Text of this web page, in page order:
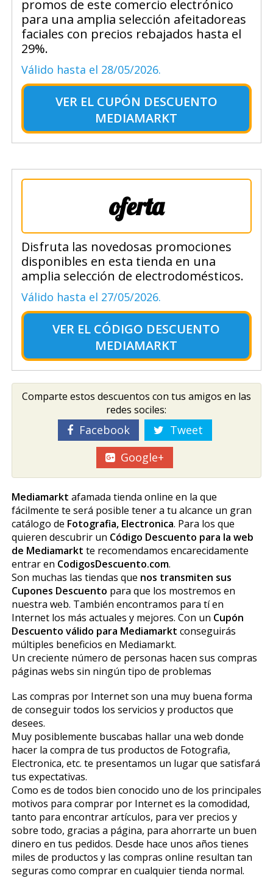
promos de este comercio electrónico
para una amplia selección afeitadoreas
faciales con precios rebajados hasta el
29%.
Válido hasta el 28/05/2026.
VER EL CUPÓN DESCUENTO
MEDIAMARKT
oferta
Disfruta las novedosas promociones
disponibles en esta tienda en una
amplia selección de electrodomésticos.
Válido hasta el 27/05/2026.
VER EL CÓDIGO DESCUENTO
MEDIAMARKT
Comparte estos descuentos con tus amigos en las
redes sociles:
Facebook
Tweet
Google+
Mediamarkt afamada tienda online en la que
fácilmente te será posible tener a tu alcance un gran
catálogo de Fotografia, Electronica. Para los que
quieren descubrir un Código Descuento para la web
de Mediamarkt te recomendamos encarecidamente
entrar en CodigosDescuento.com.
Son muchas las tiendas que nos transmiten sus
Cupones Descuento para que los mostremos en
nuestra web. También encontramos para tí en
Internet los más actuales y mejores. Con un Cupón
Descuento válido para Mediamarkt conseguirás
múltiples beneficios en Mediamarkt.
Un creciente número de personas hacen sus compras
páginas webs sin ningún tipo de problemas
Las compras por Internet son una muy buena forma
de conseguir todos los servicios y productos que
desees.
Muy posiblemente buscabas hallar una web donde
hacer la compra de tus productos de Fotografia,
Electronica, etc. te presentamos un lugar que satisfará
tus expectativas.
Como es de todos bien conocido uno de los principales
motivos para comprar por Internet es la comodidad,
tanto para encontrar artículos, para ver precios y
sobre todo, gracias a página, para ahorrarte un buen
dinero en tus pedidos. Desde hace unos años tienes
miles de productos y las compras online resultan tan
seguras como comprar en cualquier tienda normal.